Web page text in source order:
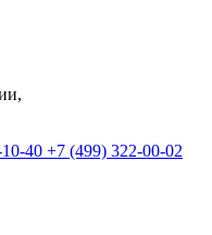
40 +7 (499) 322-00-02